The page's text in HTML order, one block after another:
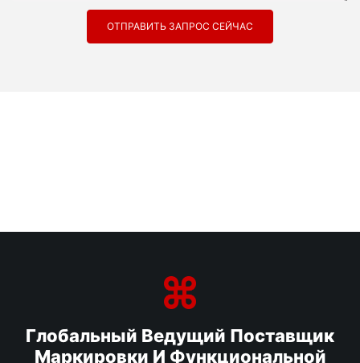
ОТПРАВИТЬ ЗАПРОС СЕЙЧАС
Глобальный Ведущий Поставщик
Маркировки И Функциональной